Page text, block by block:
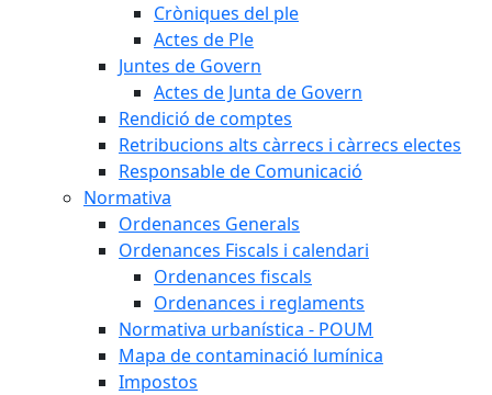
Cròniques del ple
Actes de Ple
Juntes de Govern
Actes de Junta de Govern
Rendició de comptes
Retribucions alts càrrecs i càrrecs electes
Responsable de Comunicació
Normativa
Ordenances Generals
Ordenances Fiscals i calendari
Ordenances fiscals
Ordenances i reglaments
Normativa urbanística - POUM
Mapa de contaminació lumínica
Impostos